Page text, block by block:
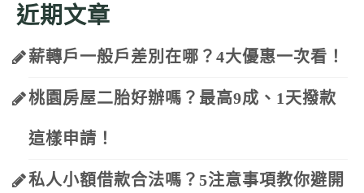
近期文章
薪轉戶一般戶差別在哪？4大優惠一次看！
桃園房屋二胎好辦嗎？最高9成、1天撥款
這樣申請！
私人小額借款合法嗎？5注意事項教你避開